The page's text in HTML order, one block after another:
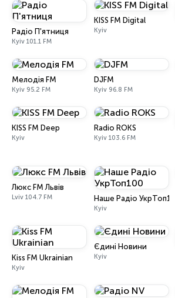
Радіо П'ятниця
Kyiv 101.1 FM
KISS FM Digital
Kyiv
Мелодія FM
Kyiv 95.2 FM
DJFM
Kyiv 96.8 FM
KISS FM Deep
Kyiv
Radio ROKS
Kyiv 103.6 FM
Люкс FM Львів
Lviv 104.7 FM Наше Радіо
Kyiv
Kiss FM Ukrainian
Kyiv
Єдині Новини
Kyiv